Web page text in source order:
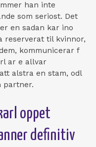
han inte
som seriost. Det
en sadan kar ino
reserverat til kvinnor,
kommunicerar f
ar e allvar
alstra en stam, odl
partner.
oppet
definitiv